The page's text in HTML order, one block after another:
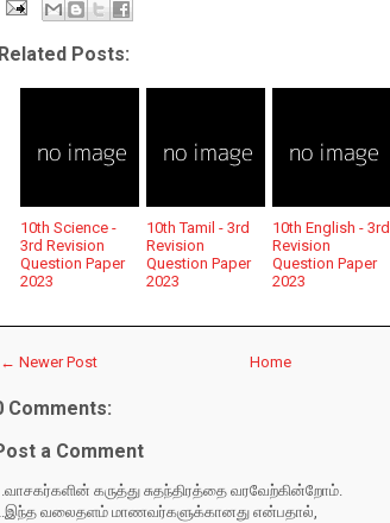
Posts:
10th Science -
3rd Revision
Question Paper
2023
10th Tamil - 3rd
Revision
Question Paper
2023
10th English - 3rd
Revision
Question Paper
2023
← Newer Post Home
Comments:
a Comment
கருத்து சுதந்திரத்தை வரவேற்கின்றோம்.
வலைதளம் மாணவர்களுக்கானது என்பதால்,